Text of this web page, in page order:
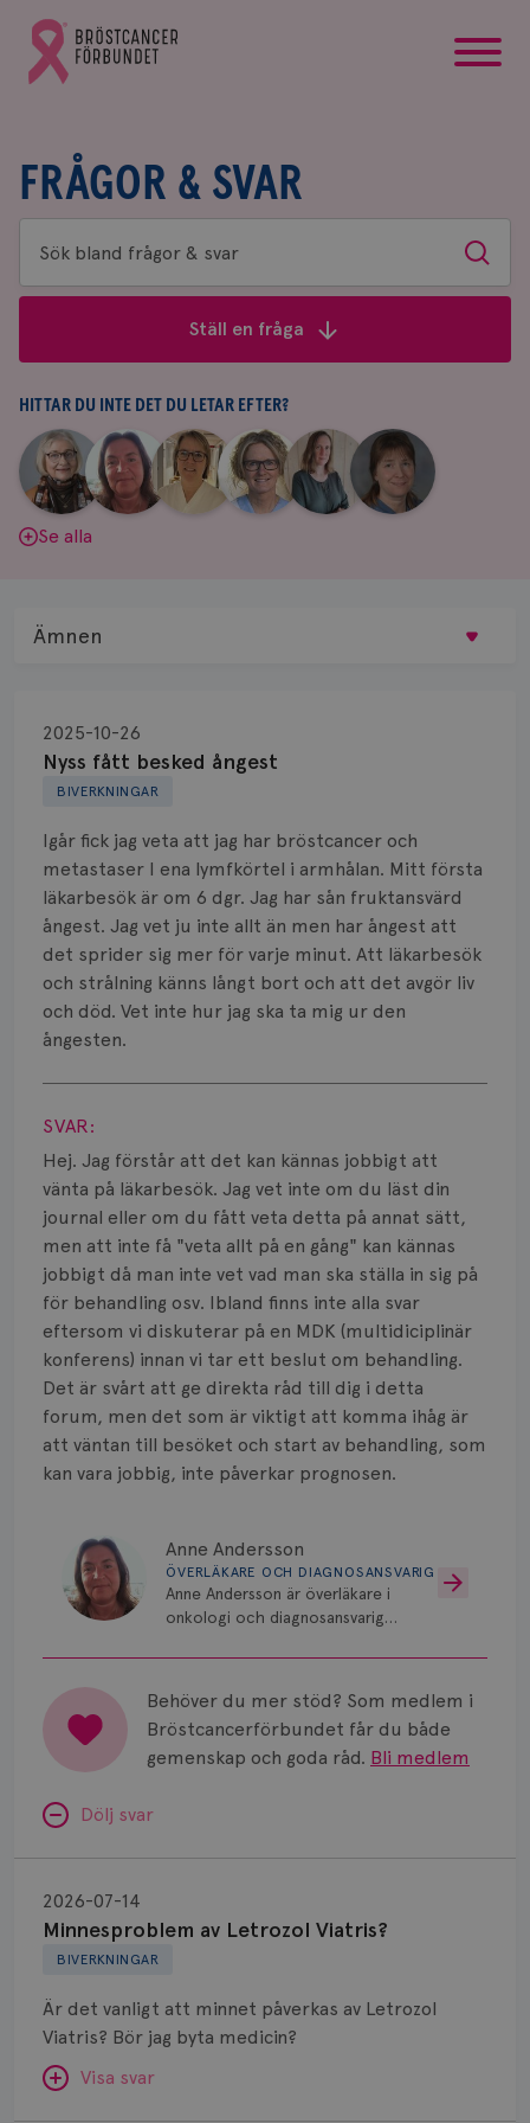
Gå
till
Bröstcancerförbundets
FRÅGOR & SVAR
Sök
bland
&
svar
Sök
Ställ en fråga
HITTAR DU INTE DET DU LETAR EFTER?
Aina
Johnsson
|
Anne
Andersson
Fredrika
Killander
|
Jeanette
Bäcklund
|
Maria
Edegran
|
Yvette
Andersson
Se alla
BIVERKNINGAR
Nyss fått besked ångest
2025-10-26
Igår fick jag veta att jag har bröstcancer och
metastaser I ena lymfkörtel i armhålan. Mitt första
läkarbesök är om 6 dgr. Jag har sån fruktansvärd
ångest. Jag vet ju inte allt än men har ångest att
det sprider sig mer för varje minut. Att läkarbesök
och strålning känns långt bort och att det avgör liv
och död. Vet inte hur jag ska ta mig ur den
ångesten.
Visa svar
SVAR:
Hej. Jag förstår att det kan kännas jobbigt att
vänta på läkarbesök. Jag vet inte om du läst din
journal eller om du fått veta detta på annat sätt,
men att inte få "veta allt på en gång" kan kännas
jobbigt då man inte vet vad man ska ställa in sig på
för behandling osv. Ibland finns inte alla svar
eftersom vi diskuterar på en MDK (multidiciplinär
konferens) innan vi tar ett beslut om behandling.
Det är svårt att ge direkta råd till dig i detta
forum, men det som är viktigt att komma ihåg är
att väntan till besöket och start av behandling, som
kan vara jobbig, inte påverkar prognosen.
Anne Andersson
ÖVERLÄKARE OCH DIAGNOSANSVARIG
Anne Andersson är överläkare i
onkologi och diagnosansvarig
Universitetssjukhus i Umeå.
Behöver du mer stöd? Som medlem i
Bröstcancerförbundet får du både
gemenskap och goda råd. Bli medlem
Dölj svar
BIVERKNINGAR
Minnesproblem av Letrozol Viatris?
2026-07-14
Är det vanligt att minnet påverkas av Letrozol
Viatris? Bör jag byta medicin?
Visa svar
Letrozol
Viatris?
Ämnen
Biopsi
Biverkningar
Bröstvårta
Knöl
Läkemedel
Typ av bröstcancer
Prognos
Risker
Spridd bröstcancer
Strålning
Vätska